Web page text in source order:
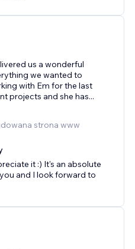
us a wonderful
we wanted to
with Em for the last
projects and she has...
strona www
it :) It's an absolute
and I look forward to